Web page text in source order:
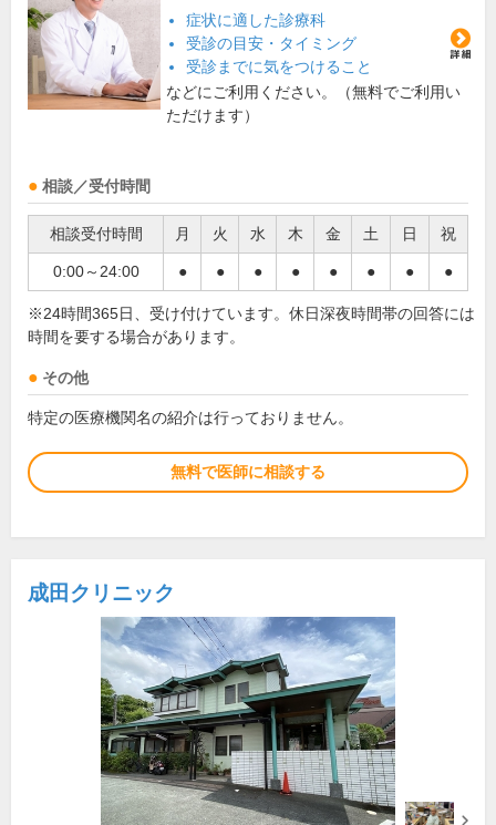
症状に適した診療科
受診の目安・タイミング
受診までに気をつけること
などにご利用ください。（無料でご利用い
ただけます）
相談／受付時間
相談受付時間 月 火 水 木 金 土 日 祝
0:00～24:00 ● ● ● ● ● ● ● ●
※24時間365日、受け付けています。休日深夜時間帯の回答には
時間を要する場合があります。
その他
特定の医療機関名の紹介は行っておりません。
無料で医師に相談する
成田クリニック